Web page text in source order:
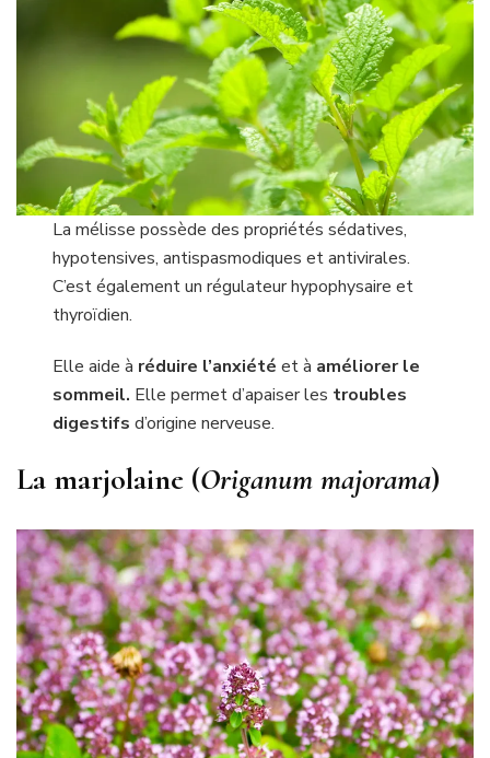
La mélisse possède des propriétés sédatives,
hypotensives, antispasmodiques et antivirales.
C’est également un régulateur hypophysaire et
thyroïdien.
Elle aide à réduire l’anxiété et à améliorer le
sommeil. Elle permet d’apaiser les troubles
digestifs d’origine nerveuse.
La marjolaine (Origanum majorama)